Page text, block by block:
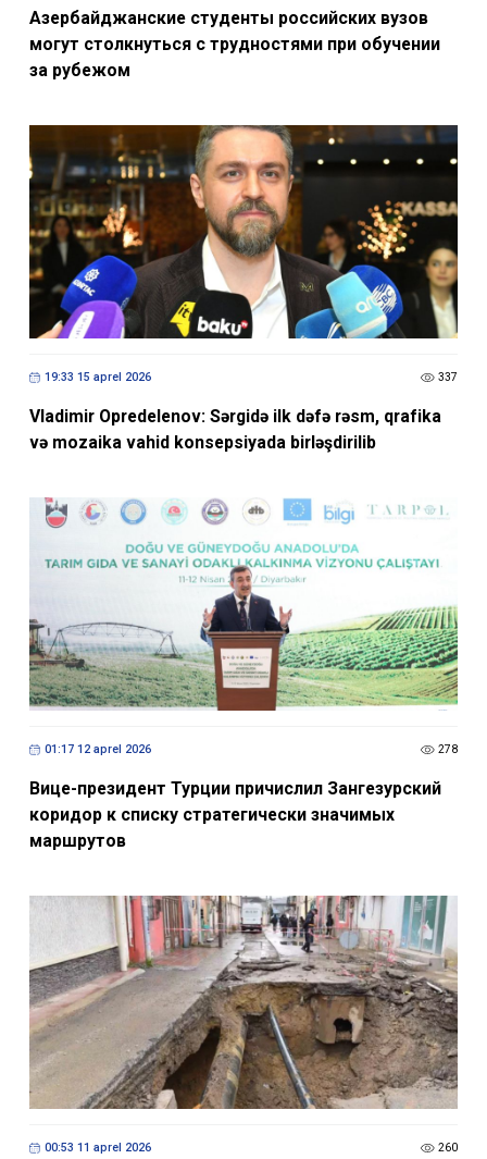
Азербайджанские студенты российских вузов
могут столкнуться с трудностями при обучении
за рубежом
19:33 15 aprel 2026 337
Vladimir Opredelenov: Sərgidə ilk dəfə rəsm, qrafika
və mozaika vahid konsepsiyada birləşdirilib
01:17 12 aprel 2026 278
Вице-президент Турции причислил Зангезурский
коридор к списку стратегически значимых
маршрутов
00:53 11 aprel 2026 260